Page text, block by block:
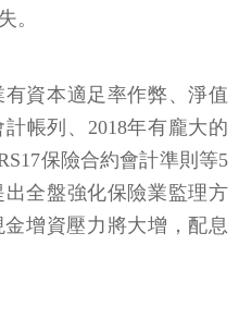
。
資本適足率作弊、淨值
帳列、2018年有龐大的
保險合約會計準則等5
全盤強化保險業監理方
增資壓力將大增，配息